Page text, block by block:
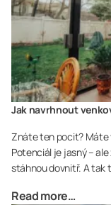
Jak navrhnout
Znáte ten pocit? Máte
Potenciál je jasný –
stáhnou dovnitř. A tak
Read more…